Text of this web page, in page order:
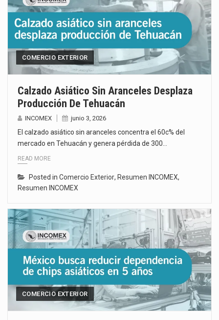
COMERCIO EXTERIOR
Calzado Asiático Sin Aranceles Desplaza
Producción De Tehuacán
INCOMEX junio 3, 2026
El calzado asiático sin aranceles concentra el 60c% del
mercado en Tehuacán y genera pérdida de 300…
READ MORE
Posted in Comercio Exterior, Resumen INCOMEX,
Resumen INCOMEX
COMERCIO EXTERIOR